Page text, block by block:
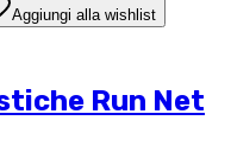
Aggiungi alla wishlist
Run Net